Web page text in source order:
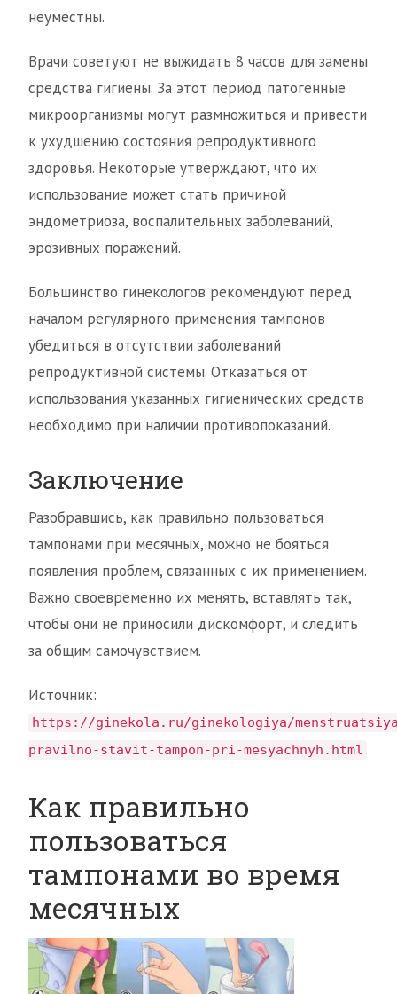
неуместны.
Врачи советуют не выжидать 8 часов для замены
средства гигиены. За этот период патогенные
микроорганизмы могут размножиться и привести
к ухудшению состояния репродуктивного
здоровья. Некоторые утверждают, что их
использование может стать причиной
эндометриоза, воспалительных заболеваний,
эрозивных поражений.
Большинство гинекологов рекомендуют перед
началом регулярного применения тампонов
убедиться в отсутствии заболеваний
репродуктивной системы. Отказаться от
использования указанных гигиенических средств
необходимо при наличии противопоказаний.
Заключение
Разобравшись, как правильно пользоваться
тампонами при месячных, можно не бояться
появления проблем, связанных с их применением.
Важно своевременно их менять, вставлять так,
чтобы они не приносили дискомфорт, и следить
за общим самочувствием.
Источник:
https://ginekola.ru/ginekologiya/
pravilno-stavit-tampon-pri-mesyachnyh.html
Как правильно
пользоваться
тампонами во время
месячных